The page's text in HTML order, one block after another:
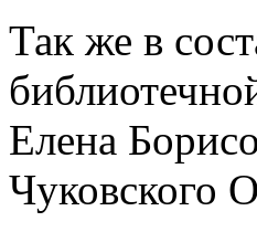
Так же в
Елена
Чуковского